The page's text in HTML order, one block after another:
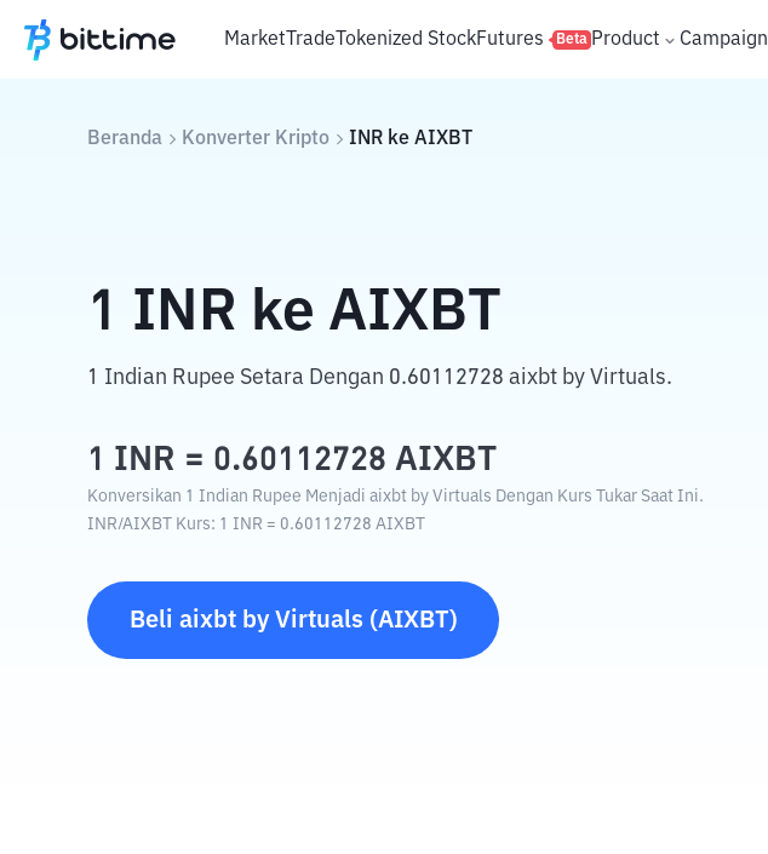
MarketTradeTokenized StockFutures Beta Product Campaign
Beranda Konverter Kripto INR ke AIXBT
1 INR ke AIXBT
1 Indian Rupee Setara Dengan 0.60112728 aixbt by Virtuals.
1 INR = 0.60112728 AIXBT
Konversikan 1 Indian Rupee Menjadi aixbt by Virtuals Dengan Kurs Tukar Saat Ini.
INR/AIXBT Kurs: 1 INR = 0.60112728 AIXBT
Beli aixbt by Virtuals(AIXBT)